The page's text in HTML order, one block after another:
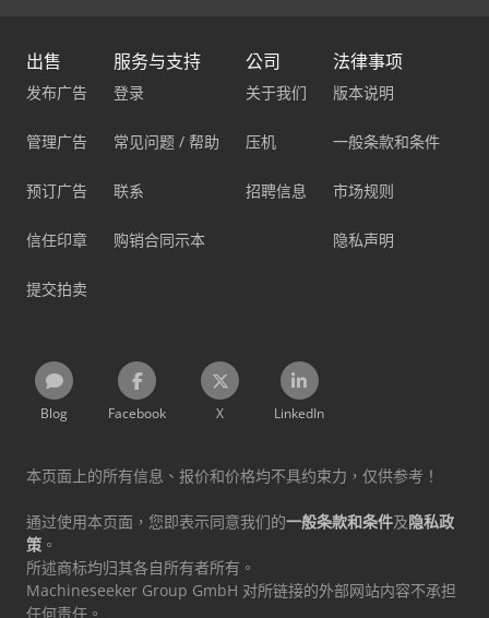
出售
发布广告
管理广告
预订广告
信任印章
提交拍卖
服务与支持
登录
常见问题 / 帮助
联系
购销合同示本
公司
关于我们
压机
招聘信息
法律事项
版本说明
一般条款和条件
市场规则
隐私声明
Blog Facebook X LinkedIn
本页面上的所有信息、报价和价格均不具约束力，仅供参考！
通过使用本页面，您即表示同意我们的一般条款和条件及隐私政
策 。
所述商标均归其各自所有者所有。
Machineseeker Group GmbH 对所链接的外部网站内容不承担
任何责任。